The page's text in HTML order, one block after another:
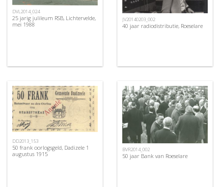
DVL2014_024
25 jarig julileum RSB, Lichtervelde,
mei 1988
JV20140203_002
40 jaar radiodistributie, Roeselare
DD2013_153
50 frank oorlogsgeld, Dadizele 1
augustus 1915
BVR2014_002
50 jaar Bank van Roeselare